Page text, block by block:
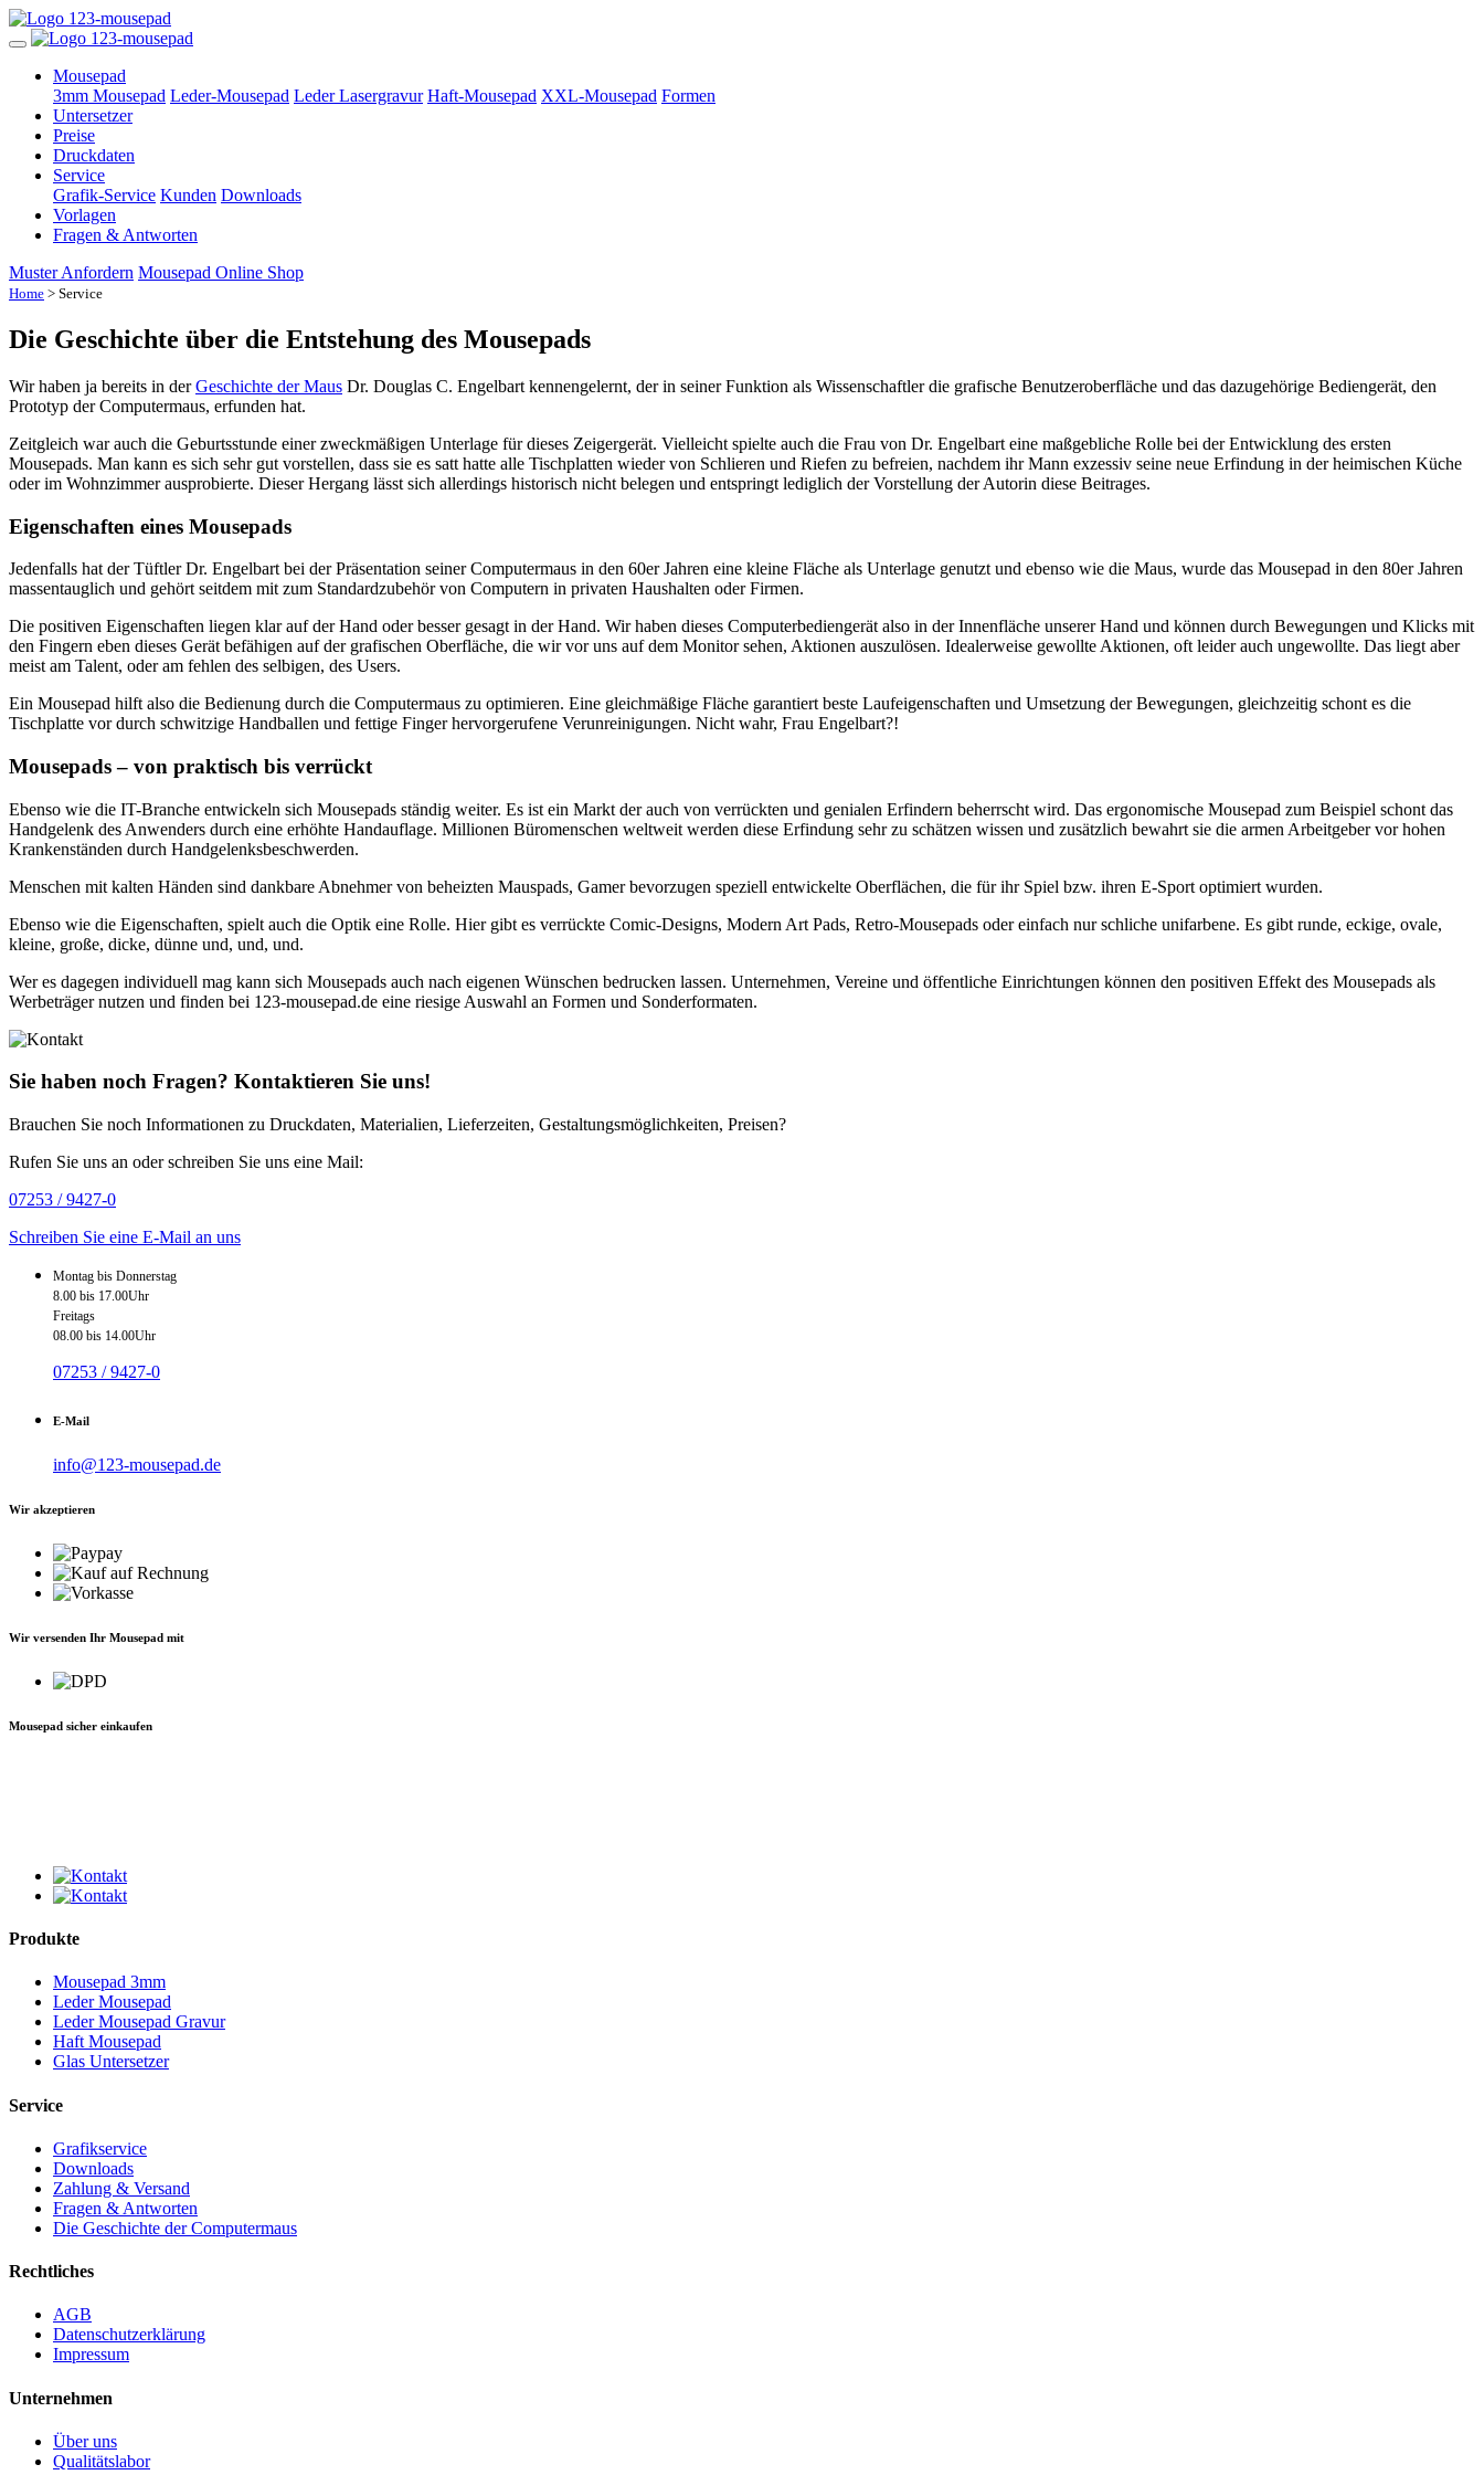
Mousepad
3mm Mousepad Leder-Mousepad Leder Lasergravur Haft-Mousepad XXL-Mousepad Formen
Untersetzer
Preise
Druckdaten
Service
Grafik-Service Kunden Downloads
Vorlagen
Fragen & Antworten
Muster Anfordern Mousepad Online Shop
Home > Service
Die Geschichte über die Entstehung des Mousepads
Wir haben ja bereits in derGeschichte der Maus Dr. Douglas C. Engelbart kennengelernt, der in seiner Funktion als Wissenschaftler die grafische Benutzeroberfläche und das dazugehörige Bediengerät, den
Prototyp der Computermaus, erfunden hat.
Zeitgleich war auch die Geburtsstunde einer zweckmäßigen Unterlage für dieses Zeigergerät. Vielleicht spielte auch die Frau von Dr. Engelbart eine maßgebliche Rolle bei der Entwicklung des ersten
Mousepads. Man kann es sich sehr gut vorstellen, dass sie es satt hatte alle Tischplatten wieder von Schlieren und Riefen zu befreien, nachdem ihr Mann exzessiv seine neue Erfindung in der heimischen Küche
oder im Wohnzimmer ausprobierte. Dieser Hergang lässt sich allerdings historisch nicht belegen und entspringt lediglich der Vorstellung der Autorin diese Beitrages.
Eigenschaften eines Mousepads
Jedenfalls hat der Tüftler Dr. Engelbart bei der Präsentation seiner Computermaus in den 60er Jahren eine kleine Fläche als Unterlage genutzt und ebenso wie die Maus, wurde das Mousepad in den 80er Jahren
massentauglich und gehört seitdem mit zum Standardzubehör von Computern in privaten Haushalten oder Firmen.
Die positiven Eigenschaften liegen klar auf der Hand oder besser gesagt in der Hand. Wir haben dieses Computerbediengerät also in der Innenfläche unserer Hand und können durch Bewegungen und Klicks mit
den Fingern eben dieses Gerät befähigen auf der grafischen Oberfläche, die wir vor uns auf dem Monitor sehen, Aktionen auszulösen. Idealerweise gewollte Aktionen, oft leider auch ungewollte. Das liegt aber
meist am Talent, oder am fehlen des selbigen, des Users.
Ein Mousepad hilft also die Bedienung durch die Computermaus zu optimieren. Eine gleichmäßige Fläche garantiert beste Laufeigenschaften und Umsetzung der Bewegungen, gleichzeitig schont es die
Tischplatte vor durch schwitzige Handballen und fettige Finger hervorgerufene Verunreinigungen. Nicht wahr, Frau Engelbart?!
Mousepads – von praktisch bis verrückt
Ebenso wie die IT-Branche entwickeln sich Mousepads ständig weiter. Es ist ein Markt der auch von verrückten und genialen Erfindern beherrscht wird. Das ergonomische Mousepad zum Beispiel schont das
Handgelenk des Anwenders durch eine erhöhte Handauflage. Millionen Büromenschen weltweit werden diese Erfindung sehr zu schätzen wissen und zusätzlich bewahrt sie die armen Arbeitgeber vor hohen
Krankenständen durch Handgelenksbeschwerden.
Menschen mit kalten Händen sind dankbare Abnehmer von beheizten Mauspads, Gamer bevorzugen speziell entwickelte Oberflächen, die für ihr Spiel bzw. ihren E-Sport optimiert wurden.
Ebenso wie die Eigenschaften, spielt auch die Optik eine Rolle. Hier gibt es verrückte Comic-Designs, Modern Art Pads, Retro-Mousepads oder einfach nur schliche unifarbene. Es gibt runde, eckige, ovale,
kleine, große, dicke, dünne und, und, und.
Wer es dagegen individuell mag kann sich Mousepads auch nach eigenen Wünschen bedrucken lassen. Unternehmen, Vereine und öffentliche Einrichtungen können den positiven Effekt des Mousepads als
Werbeträger nutzen und finden bei 123-mousepad.de eine riesige Auswahl an Formen und Sonderformaten.
Sie haben noch Fragen? Kontaktieren Sie uns!
Brauchen Sie noch Informationen zu Druckdaten, Materialien, Lieferzeiten, Gestaltungsmöglichkeiten, Preisen?
Rufen Sie uns an oder schreiben Sie uns eine Mail:
07253 / 9427-0
Schreiben Sie eine E-Mail an uns
Montag bis Donnerstag
8.00 bis 17.00Uhr
Freitags
08.00 bis 14.00Uhr
07253 / 9427-0
E-Mail
info@123-mousepad.de
Wir akzeptieren
Wir versenden Ihr Mousepad mit
Mousepad sicher einkaufen
Produkte
Mousepad 3mm
Leder Mousepad
Leder Mousepad Gravur
Haft Mousepad
Glas Untersetzer
Service
Grafikservice
Downloads
Zahlung & Versand
Fragen & Antworten
Die Geschichte der Computermaus
Rechtliches
AGB
Datenschutzerklärung
Impressum
Unternehmen
Über uns
Qualitätslabor